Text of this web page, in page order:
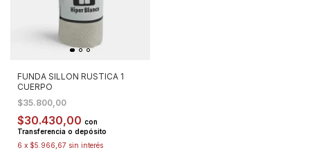
FUNDA SILLON RUSTICA 1
CUERPO
$35.800,00
$30.430,00 con
Transferencia o depósito
6 x $5.966,67 sin interés